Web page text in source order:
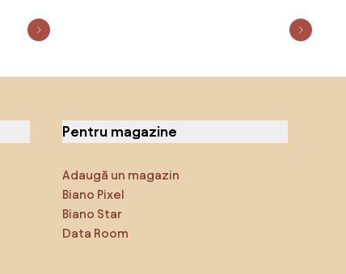
Pentru magazine
Adaugă un magazin
Biano Pixel
Biano Star
Data Room